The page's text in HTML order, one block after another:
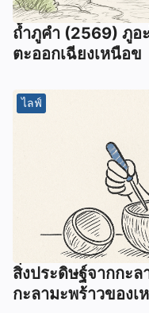
ถ้ำภูคำ (2569) ภูอ
ตะออกเฉียงเหนือข
ไลฟ์
สิ่งประดิษฐ์จากกะ
กะลามะพร้าวของเ